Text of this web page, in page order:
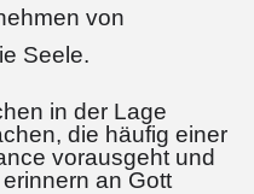
von
Seele.
in der Lage
die häufig einer
vorausgeht und
an Gott